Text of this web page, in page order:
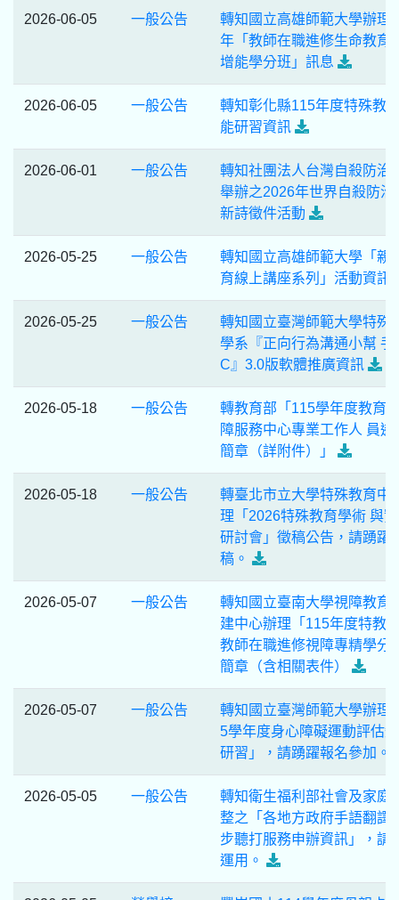
2026-06-05 一般公告
轉知國立高雄師範大學辦理
年「教師在職進修生命教育
增能學分班」訊息
2026-06-05 一般公告
轉知彰化縣115年度特殊教
能研習資訊
2026-06-01 一般公告
轉知社團法人台灣自殺防治
舉辦之2026年世界自殺防治
新詩徵件活動
2026-05-25 一般公告
轉知國立高雄師範大學「親
育線上講座系列」活動資訊
2026-05-25 一般公告
轉知國立臺灣師範大學特殊
學系『正向行為溝通小幫 手
C』3.0版軟體推廣資訊
2026-05-18 一般公告
轉教育部「115學年度教育
障服務中心專業工作人 員遴
簡章（詳附件）」
2026-05-18 一般公告
轉臺北市立大學特殊教育中
理「2026特殊教育學術 與
研討會」徵稿公告，請踴躍
稿。
2026-05-07 一般公告
轉知國立臺南大學視障教育
建中心辦理「115年度特教
教師在職進修視障專精學分
簡章（含相關表件）
2026-05-07 一般公告
轉知國立臺灣師範大學辦理
5學年度身心障礙運動評估
研習」，請踴躍報名參加。
2026-05-05 一般公告
轉知衛生福利部社會及家庭
整之「各地方政府手語翻譯
步聽打服務申辦資訊」，請
運用。